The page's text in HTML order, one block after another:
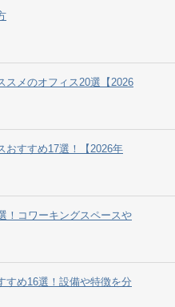
スメのオフィス20選【2026
おすすめ17選！【2026年
！コワーキングスペースや
すめ16選！設備や特徴を分